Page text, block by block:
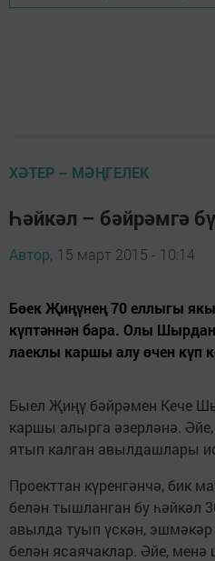
ХӘТЕР – МӘҢГЕЛЕК
Һәйкәл – бәйрәмгә
Автор, 15 март 2015 - 10:14
Бөек Җиңүнең 70 еллыгы
күптәннән бара. Олы
лаеклы каршы алу өчен күп
Быел Җиңү бәйрәмен Кече
каршы алырга әзерләнә.
ятып калган авылдашлары
Проекттан күренгәнчә, бик
белән тышланган бу
авылда туып үскән,
белән ясаячаклар. Әйе,